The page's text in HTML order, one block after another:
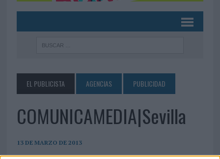
EL PUBLICISTA AGENCIAS PUBLICIDAD
COMUNICAMEDIA|Sevilla
13 DE MARZO DE 2013